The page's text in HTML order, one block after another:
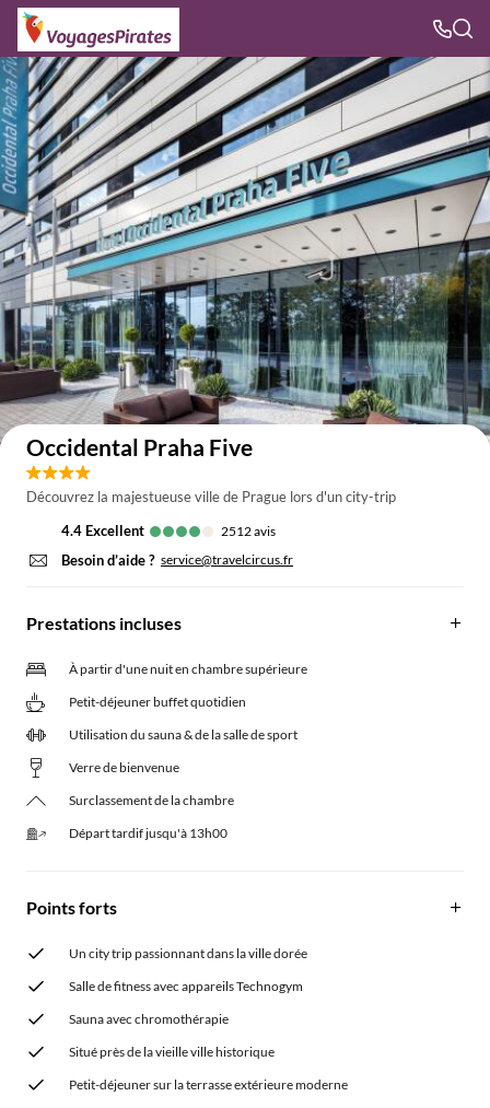
Voir sur la carte
Occidental Praha Five
Découvrez la majestueuse ville de Prague lors d'un city-trip
4.4
excellent 2512avis
Besoin d’aide ? service@travelcircus.fr
Prestations incluses
À partir d'une nuit en chambre supérieure
Petit-déjeuner buffet quotidien
Utilisation du sauna & de la salle de sport
Verre de bienvenue
Surclassement de la chambre
Départ tardif jusqu'à 13h00
Points forts
Un city trip passionnant dans la ville dorée
Salle de fitness avec appareils Technogym
Sauna avec chromothérapie
Situé près de la vieille ville historique
Petit-déjeuner sur la terrasse extérieure moderne